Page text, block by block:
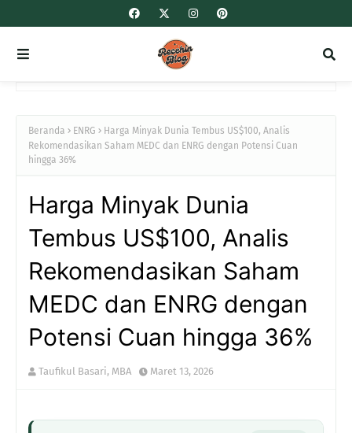
Beranda ENRG
Harga Minyak Dunia Tembus US$100, Analis
Rekomendasikan Saham MEDC dan ENRG dengan Potensi Cuan
hingga 36%
Harga Minyak Dunia
Tembus US$100, Analis
Rekomendasikan Saham
MEDC dan ENRG dengan
Potensi Cuan hingga 36%
Taufikul Basari, MBA Maret 13, 2026